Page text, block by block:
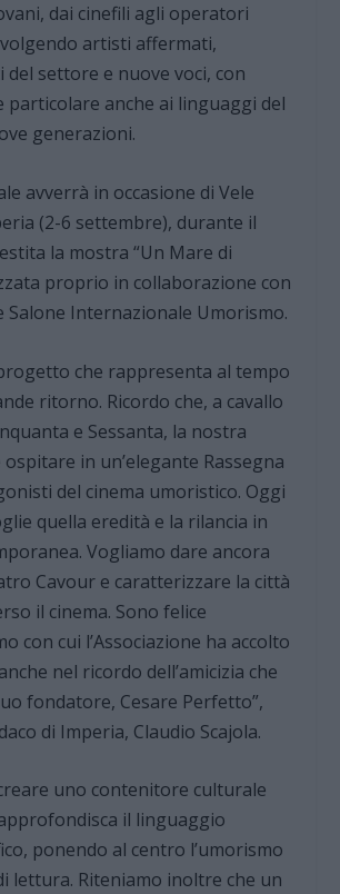
dai cinefili agli operatori
artisti affermati,
settore e nuove voci, con
particolare anche ai linguaggi del
generazioni.
avverrà in occasione di Vele
(2-6 settembre), durante il
la mostra “Un Mare di
proprio in collaborazione con
Salone Internazionale Umorismo.
che rappresenta al tempo
ritorno. Ricordo che, a cavallo
e Sessanta, la nostra
ospitare in un’elegante Rassegna
del cinema umoristico. Oggi
quella eredità e la rilancia in
Vogliamo dare ancora
Cavour e caratterizzare la città
il cinema. Sono felice
con cui l’Associazione ha accolto
nel ricordo dell’amicizia che
fondatore, Cesare Perfetto”,
di Imperia, Claudio Scajola.
uno contenitore culturale
il linguaggio
ponendo al centro l’umorismo
lettura. Riteniamo inoltre che un